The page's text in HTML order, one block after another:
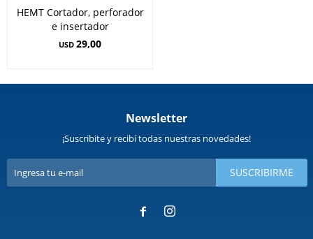
HEMT Cortador, perforador
e insertador
USD 29,00
Newsletter
¡Suscribite y recibí todas nuestras novedades!
SUSCRIBIRME
 